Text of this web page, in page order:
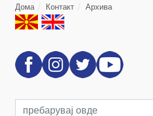
Дома Контакт Архива